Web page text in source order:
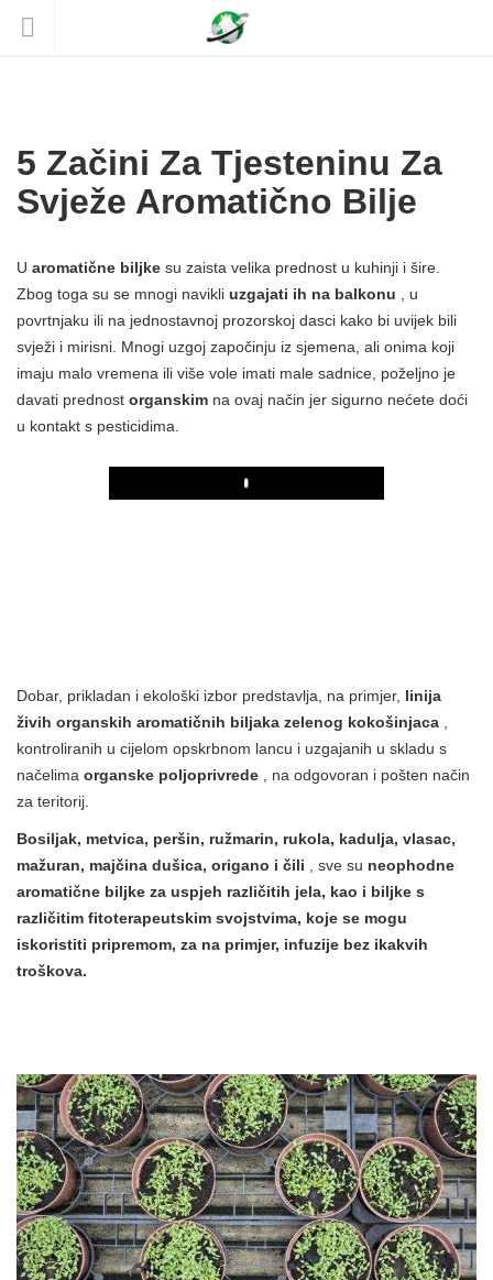
5 Začini Za Tjesteninu Za
Svježe Aromatično Bilje
U aromatične biljke su zaista velika prednost u kuhinji i šire.
Zbog toga su se mnogi navikli uzgajati ih na balkonu , u
povrtnjaku ili na jednostavnoj prozorskoj dasci kako bi uvijek bili
svježi i mirisni. Mnogi uzgoj započinju iz sjemena, ali onima koji
imaju malo vremena ili više vole imati male sadnice, poželjno je
davati prednost organskim na ovaj način jer sigurno nećete doći
u kontakt s pesticidima.
Play
Dobar, prikladan i ekološki izbor predstavlja, na primjer, linija
živih organskih aromatičnih biljaka zelenog kokošinjaca
kontroliranih u cijelom opskrbnom lancu i uzgajanih u skladu s
načelima organske poljoprivrede , na odgovoran i pošten način
za teritorij.
Bosiljak, metvica, peršin, ružmarin, rukola, kadulja, vlasac,
mažuran, majčina dušica, origano i čili , sve su neophodne
aromatične biljke za uspjeh različitih jela, kao i biljke s
različitim fitoterapeutskim svojstvima, koje se mogu
iskoristiti pripremom, za na primjer, infuzije bez ikakvih
troškova.